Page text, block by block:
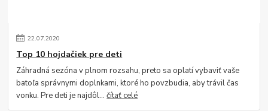
22.07.2020
Top 10 hojdačiek pre deti
Záhradná sezóna v plnom rozsahu, preto sa oplatí vybaviť vaše
batoľa správnymi doplnkami, ktoré ho povzbudia, aby trávil čas
vonku. Pre deti je najdôl...čítať celé